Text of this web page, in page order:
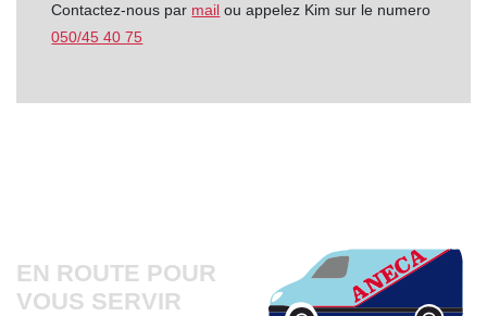
Contactez-nous par mail ou appelez Kim sur le numero
050/45 40 75
EN ROUTE POUR
VOUS SERVIR